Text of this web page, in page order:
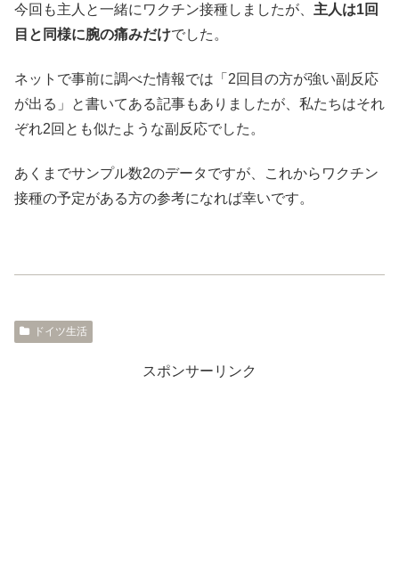
今回も主人と一緒にワクチン接種しましたが、 主人は1回
目と同様に腕の痛みだけでした。
ネットで事前に調べた情報では「2回目の方が強い副反応
が出る」と書いてある記事もありましたが、私たちはそれ
ぞれ2回とも似たような副反応でした。
あくまでサンプル数2のデータですが、これからワクチン
接種の予定がある方の参考になれば幸いです。
ドイツ生活
スポンサーリンク